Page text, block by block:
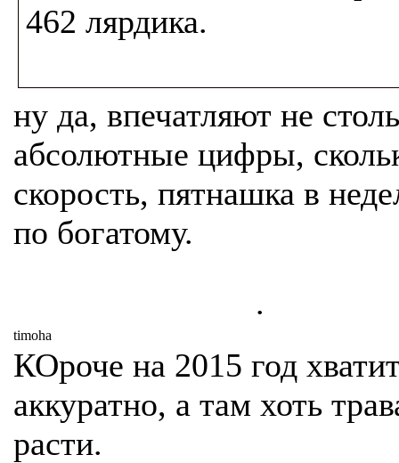
462 лярдика.
ну да, впечатляют не
абсолютные цифры,
скорость, пятнашка в
по богатому.
.
timoha
КОроче на 2015 год
аккуратно, а там хоть
расти.